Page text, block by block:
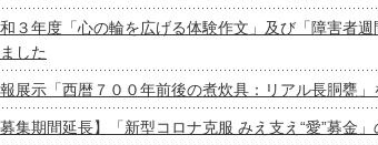
３年度「心の輪を広げる体験作文」及び「障害者
した
展示「西暦７００年前後の煮炊具：リアル長胴甕」
集期間延長】「新型コロナ克服 みえ支え“愛”募金